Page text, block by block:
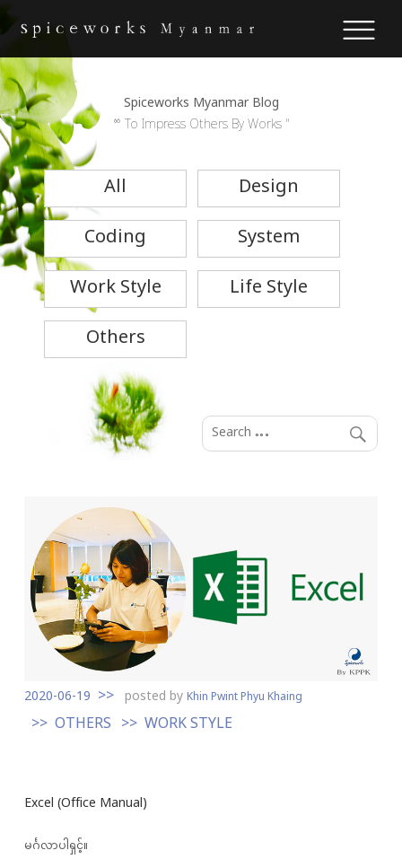
Spiceworks Myanmar Blog
“ To Impress Others By Works "
All
Design
Coding
System
Work Style
Life Style
Others
2020-06-19 posted byKhin Pwint Phyu Khaing
OTHERS WORK STYLE
Excel (Office Manual)
မင်္ဂလာပါရှင့်။